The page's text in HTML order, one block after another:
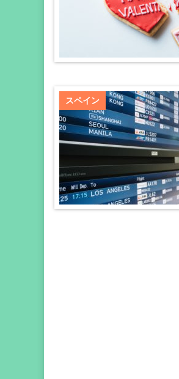
スペイン